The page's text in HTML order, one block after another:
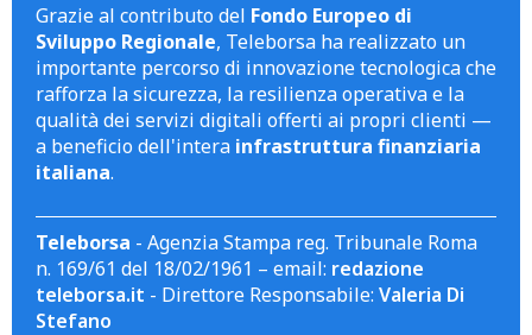
Grazie al contributo del Fondo Europeo di
Sviluppo Regionale, Teleborsa ha realizzato un
importante percorso di innovazione tecnologica che
rafforza la sicurezza, la resilienza operativa e la
qualità dei servizi digitali offerti ai propri clienti —
a beneficio dell'intera infrastruttura finanziaria
italiana.
Teleborsa - Agenzia Stampa reg. Tribunale Roma
n. 169/61 del 18/02/1961 – email: redazione
teleborsa.it - Direttore Responsabile: Valeria Di
Stefano